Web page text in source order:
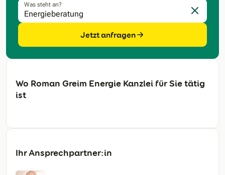
Was steht an?
Eingabe
Jetzt anfragen
Wo Roman Greim Energie Kanzlei für Sie tätig
ist
Ihr Ansprechpartner:in